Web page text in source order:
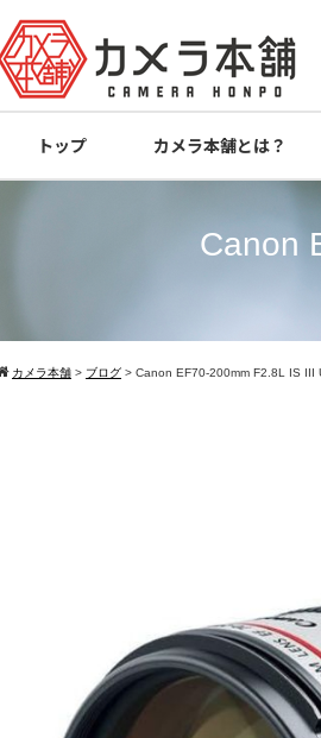
トップ カメラ本舗とは？
Canon
カメラ本舗 > ブログ > Canon EF70-200mm F2.8L IS III